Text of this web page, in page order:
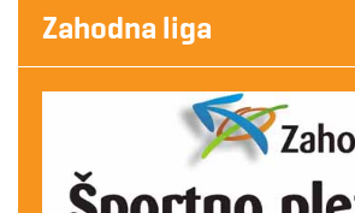
Zahodna liga